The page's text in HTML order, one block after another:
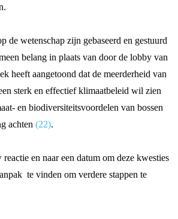
de wetenschap zijn gebaseerd en gestuurd
belang in plaats van door de lobby van
heeft aangetoond dat de meerderheid van
sterk en effectief klimaatbeleid wil zien
en biodiversiteitsvoordelen van bossen
achten (22).
en naar een datum om deze kwesties
te vinden om verdere stappen te